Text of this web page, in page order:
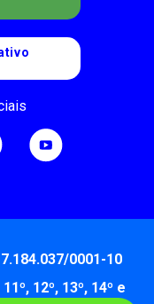
0001-10
12º, 13º, 14º e